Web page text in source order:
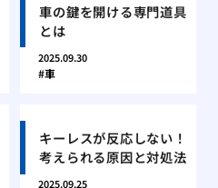
車の鍵を開ける専門道具
とは
2025.09.30
車
キーレスが反応しない！
考えられる原因と対処法
2025.09.25